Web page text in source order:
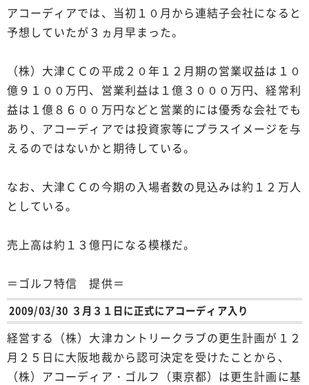
アコーディアでは、当初１０月から連結子会社になると
予想していたが３ヵ月早まった。
（株）大津ＣＣの平成２０年１２月期の営業収益は１０
億９１００万円、営業利益は１億３０００万円、経常利
益は１億８６００万円などと営業的には優秀な会社でも
あり、アコーディアでは投資家等にプラスイメージを与
えるのではないかと期待している。
なお、大津ＣＣの今期の入場者数の見込みは約１２万人
としている。
売上高は約１３億円になる模様だ。
＝ゴルフ特信 提供＝
2009/03/30 ３月３１日に正式にアコーディア入り
経営する（株）大津カントリークラブの更生計画が１２
月２５日に大阪地裁から認可決定を受けたことから、
（株）アコーディア・ゴルフ（東京都）は更生計画に基